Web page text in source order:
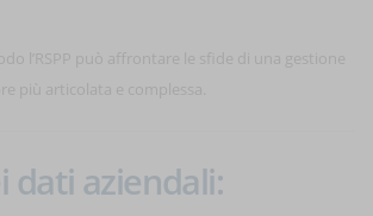
dati aziendali: